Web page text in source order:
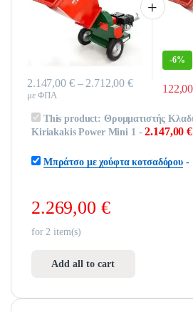
2.147,00 € – 2.712,00 €Price range:
με ΦΠΑ
Αυτό το προϊόν έχει πολλαπλές
-6%
This product: Θρυμματιστής
Kiriakakis Power Mini 1 -2.147,00€
Μπράτσο με χούφτα κοτσαδόρου-
2.269,00 €
for 2 item(s)
Add all to cart